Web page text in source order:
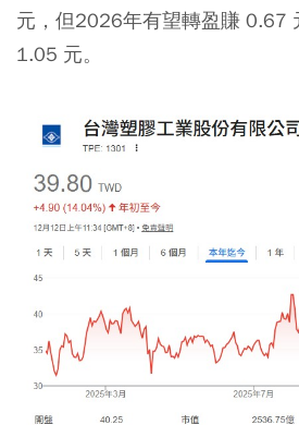
元，但2026年有望轉盈賺 0.67
1.05 元。